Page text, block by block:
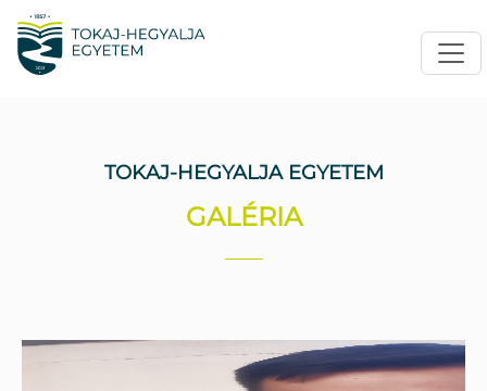
TOKAJ-HEGYALJA EGYETEM
GALÉRIA